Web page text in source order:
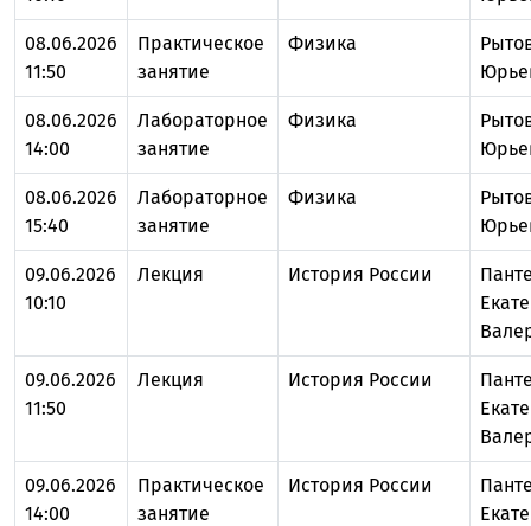
08.06.2026
11:50
Практическое
занятие
Физика
08.06.2026
14:00
Лабораторное
занятие
Физика
08.06.2026
15:40
Лабораторное
занятие
Физика
09.06.2026
10:10
Лекция История России
09.06.2026
11:50
Лекция История России
09.06.2026
14:00
Практическое
занятие
История России